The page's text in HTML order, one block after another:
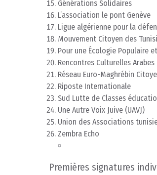
Générations Solidaires
L’association le pont Genève
Ligue algérienne pour la
Mouvement Citoyen des
Pour une Écologie Populaire
Rencontres Culturelles Arabes
Réseau Euro-Maghrébin
Riposte Internationale
Sud Lutte de Classes
Une Autre Voix Juive (UAVJ)
Union des Associations
Zembra Echo
Premières signatures